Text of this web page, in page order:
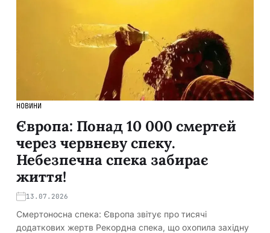
НОВИНИ
Європа: Понад 10 000 смертей
через червневу спеку.
Небезпечна спека забирає
життя!
13.07.2026
Смертоносна спека: Європа звітує про тисячі
додаткових жертв Рекордна спека, що охопила західну